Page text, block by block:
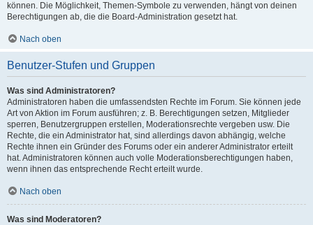
können. Die Möglichkeit, Themen-Symbole zu verwenden, hängt von deinen
Berechtigungen ab, die die Board-Administration gesetzt hat.
Nach oben
Benutzer-Stufen und Gruppen
Was sind Administratoren?
Administratoren haben die umfassendsten Rechte im Forum. Sie können jede
Art von Aktion im Forum ausführen; z. B. Berechtigungen setzen, Mitglieder
sperren, Benutzergruppen erstellen, Moderationsrechte vergeben usw. Die
Rechte, die ein Administrator hat, sind allerdings davon abhängig, welche
Rechte ihnen ein Gründer des Forums oder ein anderer Administrator erteilt
hat. Administratoren können auch volle Moderationsberechtigungen haben,
wenn ihnen das entsprechende Recht erteilt wurde.
Nach oben
Was sind Moderatoren?